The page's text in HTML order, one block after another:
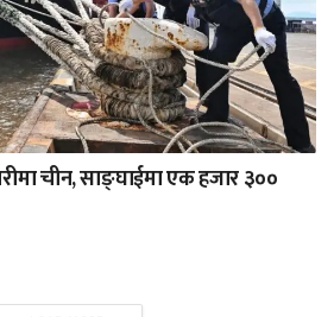
चीन, साङ्घाईमा एक हजार ३००